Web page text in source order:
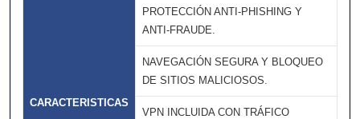
CARACTERISTICAS
PROTECCIÓN ANTI-PHISHING Y
ANTI-FRAUDE.
NAVEGACIÓN SEGURA Y BLOQUEO
DE SITIOS MALICIOSOS.
VPN INCLUIDA CON TRÁFICO